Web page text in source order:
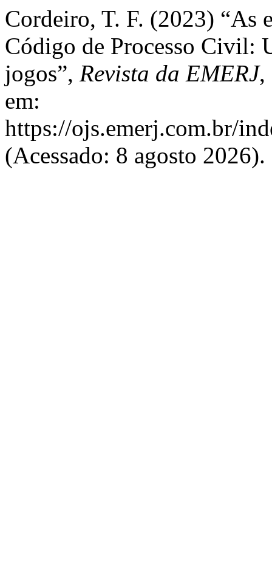
Cordeiro, T. F. (2023) “As
Código de Processo Civil:
jogos”, Revista da EMERJ,
em:
https://ojs.emerj.com.br/
(Acessado: 8 agosto 2026).